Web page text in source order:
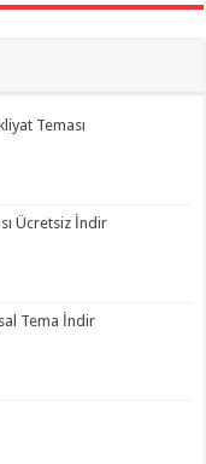
Teması
Ücretsiz İndir
Tema İndir